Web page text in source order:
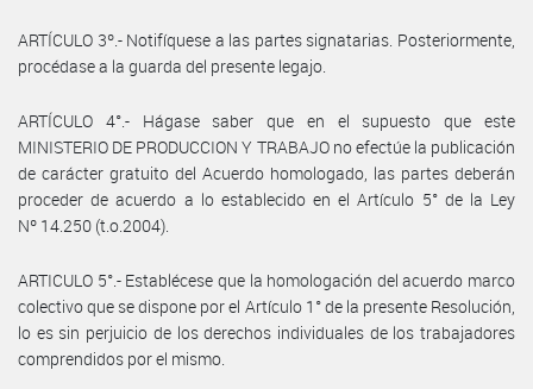
ARTÍCULO 3º.- Notifíquese a las partes signatarias. Posteriormente,
procédase a la guarda del presente legajo.
ARTÍCULO 4°.- Hágase saber que en el supuesto que este
MINISTERIO DE PRODUCCION Y TRABAJO no efectúe la publicación
de carácter gratuito del Acuerdo homologado, las partes deberán
proceder de acuerdo a lo establecido en el Artículo 5° de la Ley
Nº 14.250 (t.o.2004).
ARTICULO 5°.- Establécese que la homologación del acuerdo marco
colectivo que se dispone por el Artículo 1° de la presente Resolución,
lo es sin perjuicio de los derechos individuales de los trabajadores
comprendidos por el mismo.